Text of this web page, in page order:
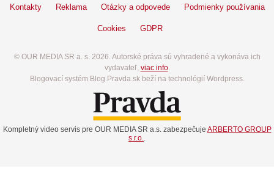
Kontakty Reklama Otázky a odpovede Podmienky používania
Cookies GDPR
© OUR MEDIA SR a. s. 2026. Autorské práva sú vyhradené a vykonáva ich
vydavateľ, viac info.
Blogovací systém Blog.Pravda.sk beží na technológií Wordpress.
Kompletný video servis pre OUR MEDIA SR a.s. zabezpečuje ARBERTO GROUP
s.r.o..